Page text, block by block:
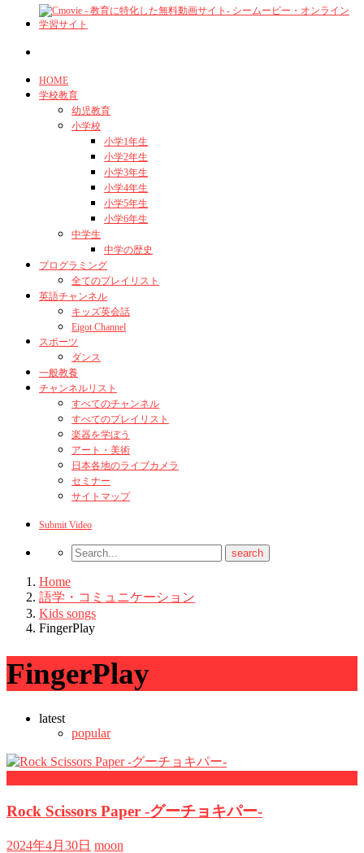
HOME
学校教育
幼児教育
小学校
小学1年生
小学2年生
小学3年生
小学4年生
小学5年生
小学6年生
中学生
中学の歴史
プログラミング
全てのプレイリスト
英語チャンネル
キッズ英会話
Eigot Channel
スポーツ
ダンス
一般教養
チャンネルリスト
すべてのチャンネル
すべてのプレイリスト
楽器を学ぼう
アート・美術
日本各地のライブカメラ
セミナー
サイトマップ
Submit Video
Home
語学・コミュニケーション
Kids songs
FingerPlay
FingerPlay
latest
popular
Rock Scissors Paper -グーチョキパー-
2024年4月30日 moon